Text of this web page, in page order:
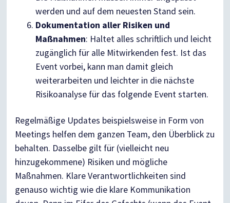
werden und auf dem neuesten Stand sein.
Dokumentation aller Risiken und
Maßnahmen: Haltet alles schriftlich und leicht
zugänglich für alle Mitwirkenden fest. Ist das
Event vorbei, kann man damit gleich
weiterarbeiten und leichter in die nächste
Risikoanalyse für das folgende Event starten.
Regelmäßige Updates beispielsweise in Form von
Meetings helfen dem ganzen Team, den Überblick zu
behalten. Dasselbe gilt für (vielleicht neu
hinzugekommene) Risiken und mögliche
Maßnahmen. Klare Verantwortlichkeiten sind
genauso wichtig wie die klare Kommunikation